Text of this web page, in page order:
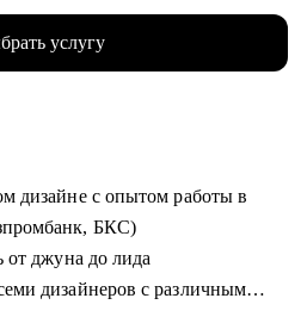
услугу
дизайне с опытом работы в
БКС)
от джуна до лида
дизайнеров с различным